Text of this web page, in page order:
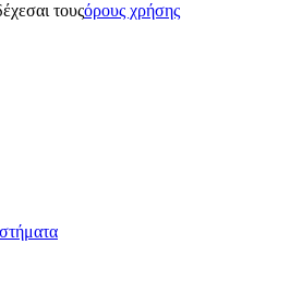
τουςόρους χρήσης